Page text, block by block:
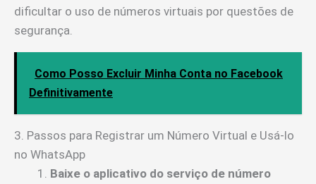
dificultar o uso de números virtuais por questões de
segurança.
Como Posso Excluir Minha Conta no Facebook
Definitivamente
3. Passos para Registrar um Número Virtual e Usá-lo
no WhatsApp
Baixe o aplicativo do serviço de número